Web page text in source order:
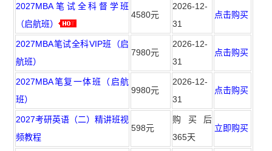
2027MBA笔试全科督学班
（启航班）
4580元
2026-12-
31
点击购买
2027MBA笔试全科VIP班（启
航班）
7980元
2026-12-
31
点击购买
2027MBA笔复一体班（启航
班）
9980元
2026-12-
31
点击购买
2027考研英语（二）精讲班视
频教程
598元
购买后
365天
立即购买